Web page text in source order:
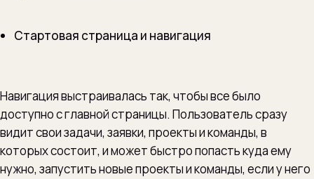
Стартовая страница и навигация
Навигация выстраивалась так, чтобы все было
доступно с главной страницы. Пользователь сразу
видит свои задачи, заявки, проекты и команды, в
которых состоит, и может быстро попасть куда ему
нужно, запустить новые проекты и команды, если у него